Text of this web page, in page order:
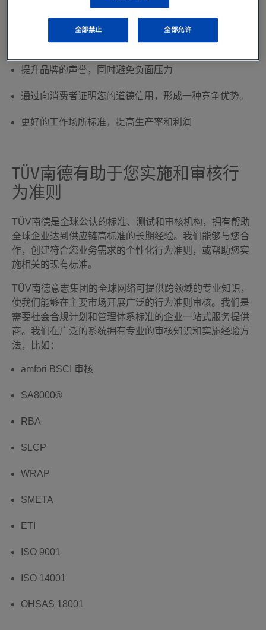
的对待
成为有吸引力的雇主并提高员工留任率
提升品牌的声誉，同时避免负面压力
通过向消费者证明您的道德信用，形成一种竞争优势。
更好的工作场所标准，提高生产率和利润
TÜV南德有助于您实施和审核行
为准则
TÜV南德是全球公认的标准、测试和审核机构，拥有帮助
全球企业达到供应链高标准的长期经验。我们能够与您合
作，创建符合您业务需求的个性化行为准则，或帮助您实
施相关的现有标准。
TÜV南德意志集团的全球网络可提供跨领域的专业知识，
使我们能够在主要市场开展广泛的行为准则审核。我们是
需要社会合规计划和管理体系标准的企业一站式服务提供
商。我们在广泛的系统拥有专业的审核知识和实施经验方
法，比如：
amfori BSCI 审核
SA8000®
RBA
SLCP
WRAP
SMETA
ETI
ISO 9001
ISO 14001
OHSAS 18001
全部禁止 全部允许